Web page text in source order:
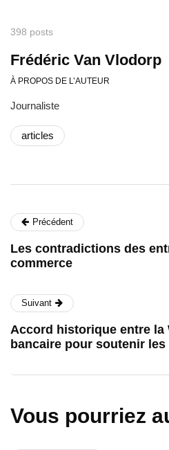
398 posts
Frédéric Van Vlodorp
À PROPOS DE L’AUTEUR
Journaliste
articles
Précédent
Les contradictions des
commerce
Suivant
Accord historique entre la
bancaire pour soutenir les
Vous pourriez